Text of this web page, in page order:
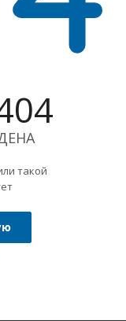
такой